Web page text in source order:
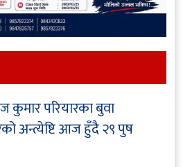
कुमार परियारका बुवा
अन्त्येष्टि आज हुँदै२९ पुष